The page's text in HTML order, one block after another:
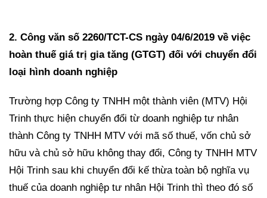
2. Công văn số 2260/TCT-CS ngày 04/6/2019 về việc
hoàn thuế giá trị gia tăng (GTGT) đối với chuyển đổi
loại hình doanh nghiệp
Trường hợp Công ty TNHH một thành viên (MTV) Hội
Trinh thực hiện chuyển đổi từ doanh nghiệp tư nhân
thành Công ty TNHH MTV với mã số thuế, vốn chủ sở
hữu và chủ sở hữu không thay đổi, Công ty TNHH MTV
Hội Trinh sau khi chuyển đổi kế thừa toàn bộ nghĩa vụ
thuế của doanh nghiệp tư nhân Hội Trinh thì theo đó số